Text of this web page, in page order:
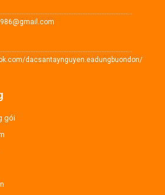
dacsantaynguyen.eadungbuondon/
gói